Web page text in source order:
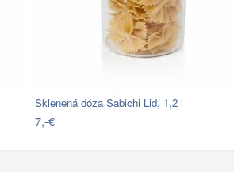
Sklenená dóza Sabichi Lid, 1,2 l
7,-€